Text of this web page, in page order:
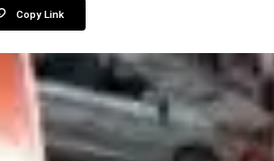
Copy Link